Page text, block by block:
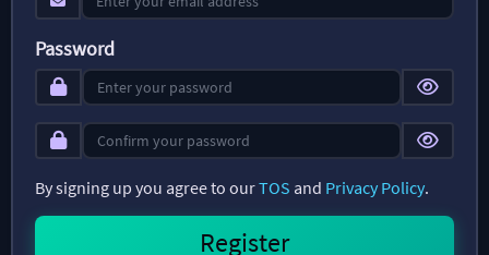
Password
By signing up you agree to ourTOS and Privacy Policy.